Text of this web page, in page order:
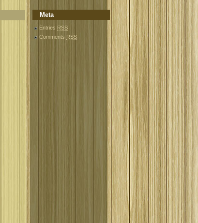
Meta
Entries RSS
Comments RSS